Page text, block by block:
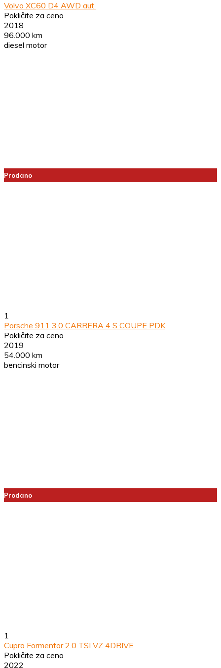
Volvo XC60 D4 AWD aut.
Pokličite za ceno
2018
96.000 km
diesel motor
Prodano
1
Porsche 911 3.0 CARRERA 4 S COUPE PDK
Pokličite za ceno
2019
54.000 km
bencinski motor
Prodano
1
Cupra Formentor 2.0 TSI VZ 4DRIVE
Pokličite za ceno
2022